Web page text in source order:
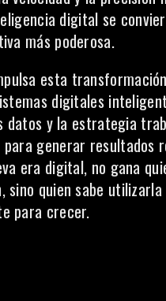
digital se
más poderosa.
esta
digitales
datos y la estrategia
generar resultados
era digital, no gana
sino quien sabe utilizarla
para crecer.